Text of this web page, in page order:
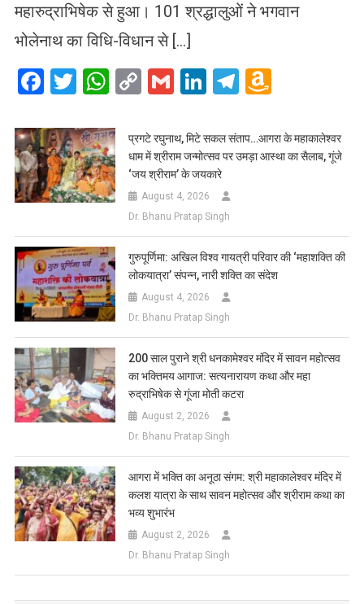
महारुद्राभिषेक से हुआ। 101 श्रद्धालुओं ने भगवान
भोलेनाथ का विधि-विधान से […]
Facebook
Twitter
WhatsApp
CopyGmailLinkedIn
Telegram
List
प्रगटे रघुनाथ, मिटे सकल संताप…आगरा के महाकालेश्वर
धाम में श्रीराम जन्मोत्सव पर उमड़ा आस्था का सैलाब, गूंजे
‘जय श्रीराम’ के जयकारे
August 4, 2026
Dr. Bhanu Pratap Singh
गुरुपूर्णिमा: अखिल विश्व गायत्री परिवार की ‘महाशक्ति की
लोकयात्रा’ संपन्न, नारी शक्ति का संदेश
August 4, 2026
Dr. Bhanu Pratap Singh
200 साल पुराने श्री धनकामेश्वर मंदिर में सावन महोत्सव
का भक्तिमय आगाज: सत्यनारायण कथा और महा
रुद्राभिषेक से गूंजा मोती कटरा
August 2, 2026
Dr. Bhanu Pratap Singh
आगरा में भक्ति का अनूठा संगम: श्री महाकालेश्वर मंदिर में
कलश यात्रा के साथ सावन महोत्सव और श्रीराम कथा का
भव्य शुभारंभ
August 2, 2026
Dr. Bhanu Pratap Singh